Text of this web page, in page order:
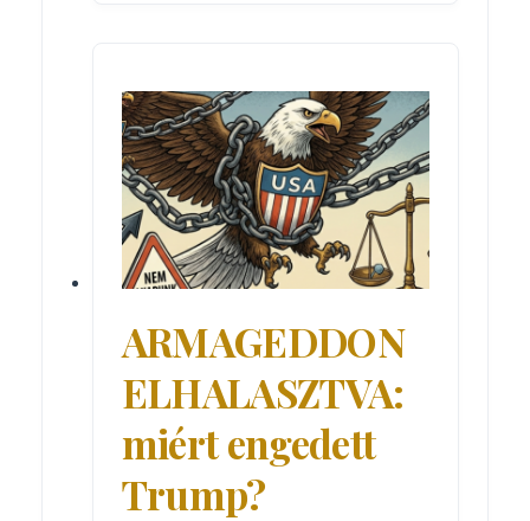
ARMAGEDDON
ELHALASZTVA:
miért engedett
Trump?